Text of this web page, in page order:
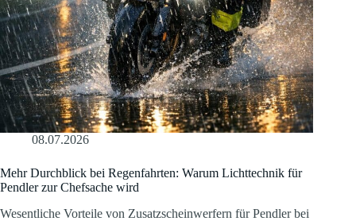
08.07.2026
Mehr Durchblick bei Regenfahrten: Warum Lichttechnik für
Pendler zur Chefsache wird
Wesentliche Vorteile von Zusatzscheinwerfern für Pendler bei